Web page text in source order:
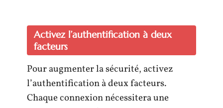
Activez l’authentification à deux
facteurs
Pour augmenter la sécurité, activez
l’authentification à deux facteurs.
Chaque connexion nécessitera une